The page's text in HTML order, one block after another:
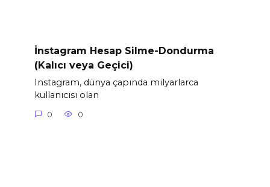
İnstagram Hesap Silme-Dondurma
(Kalıcı veya Geçici)
Instagram, dünya çapında milyarlarca
kullanıcısı olan
0 0